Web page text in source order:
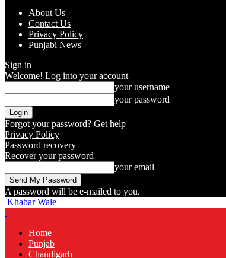
About Us
Contact Us
Privacy Policy
Punjabi News
Sign in
Welcome! Log into your account
your username
your password
Forgot your password? Get help
Privacy Policy
Password recovery
Recover your password
your email
A password will be e-mailed to you.
Khabar Wale
Home
Punjab
Chandigarh